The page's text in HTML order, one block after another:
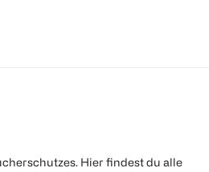
Hier findest du alle